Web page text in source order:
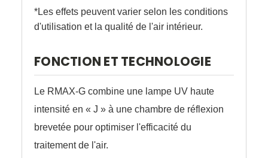
*Les effets peuvent varier selon les conditions
d'utilisation et la qualité de l'air intérieur.
FONCTION ET TECHNOLOGIE
Le RMAX-G combine une lampe UV haute
intensité en « J » à une chambre de réflexion
brevetée pour optimiser l'efficacité du
traitement de l'air.